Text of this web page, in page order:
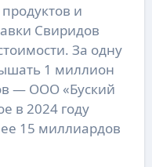
и
Свиридов
За одну
1 миллион
— ООО «Буский
в 2024 году
15 миллиардов